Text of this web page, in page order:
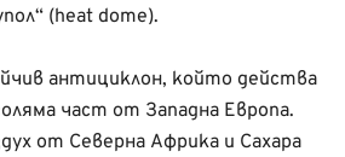
(heat dome).
антициклон, който действа
част от Западна Европа.
от Северна Африка и Сахара